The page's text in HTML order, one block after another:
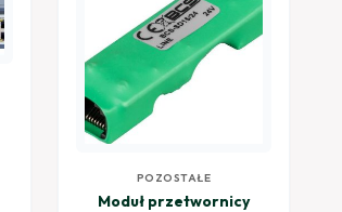
POZOSTAŁE
Moduł przetwornicy